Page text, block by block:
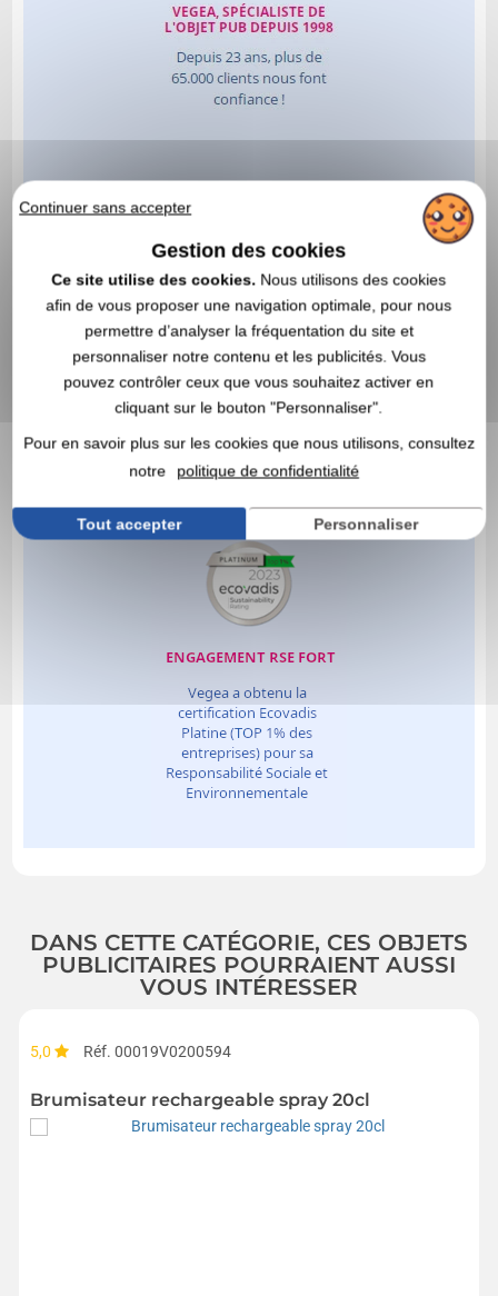
DANS CETTE CATÉGORIE, CES OBJETS
PUBLICITAIRES POURRAIENT AUSSI
VOUS INTÉRESSER
5,0 Réf. 00019V0200594
Brumisateur rechargeable spray 20cl
Continuer sans accepter
Gestion des cookies
Ce site utilise des cookies. Nous utilisons des cookies
afin de vous proposer une navigation optimale, pour nous
permettre d’analyser la fréquentation du site et
personnaliser notre contenu et les publicités. Vous
pouvez contrôler ceux que vous souhaitez activer en
cliquant sur le bouton "Personnaliser".
Pour en savoir plus sur les cookies que nous utilisons, consultez
notre
politique de confidentialité
Tout accepter Personnaliser